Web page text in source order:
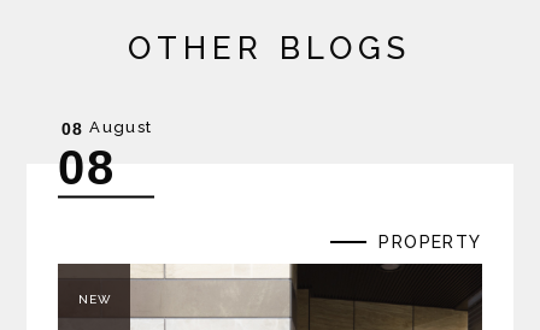
OTHER BLOGS
08 August
08
PROPERTY
NEW